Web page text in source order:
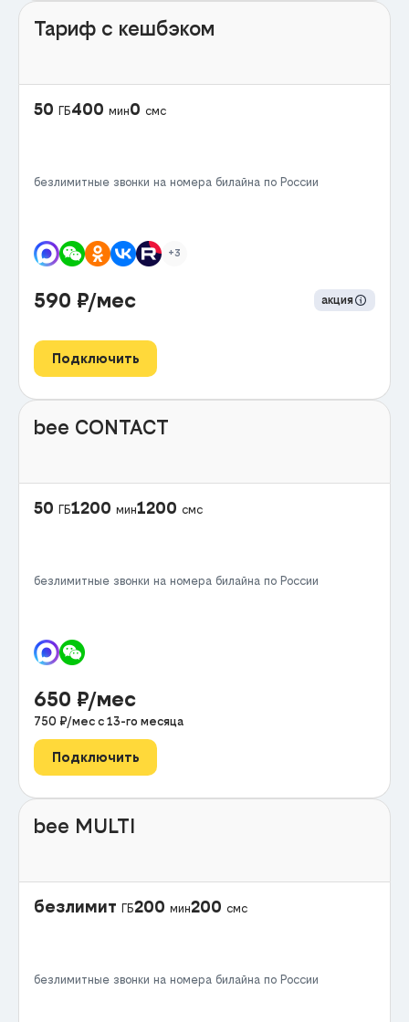
Тариф с кешбэком
50 ГБ400 мин0 смс
безлимитные звонки на номера билайна по России
+3
590 ₽/мес акция
Подключить
bee CONTACT
50 ГБ1200 мин1200 смс
безлимитные звонки на номера билайна по России
650 ₽/мес
750 ₽/мес с 13-го месяца
Подключить
bee MULTI
безлимит ГБ200 мин200 смс
безлимитные звонки на номера билайна по России